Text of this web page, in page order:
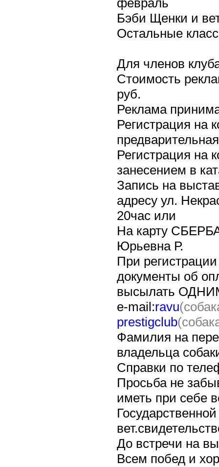
февраль
Бэби Щенки и
Остальные
Для членов
Стоимость
руб.
Реклама
Регистрация на
Регистрация на
занесением в
Запись на
адресу ул.
20час или
На карту
Юрьевна Р.
При
документы об
высылать
e-mail:ravu
prestigclub
Фамилия на
владельца
Справки по
Просьба не
иметь при себе
До встречи на
Всем побед и